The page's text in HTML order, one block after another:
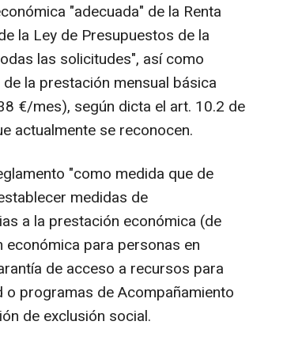
"adecuada" de la Renta
la Ley de Presupuestos de la
las solicitudes", así como
la prestación mensual básica
€/mes), según dicta el art. 10.2 de
actualmente se reconocen.
"como medida que de
medidas de
a la prestación económica (de
para personas en
de acceso a recursos para
programas de Acompañamiento
de exclusión social.